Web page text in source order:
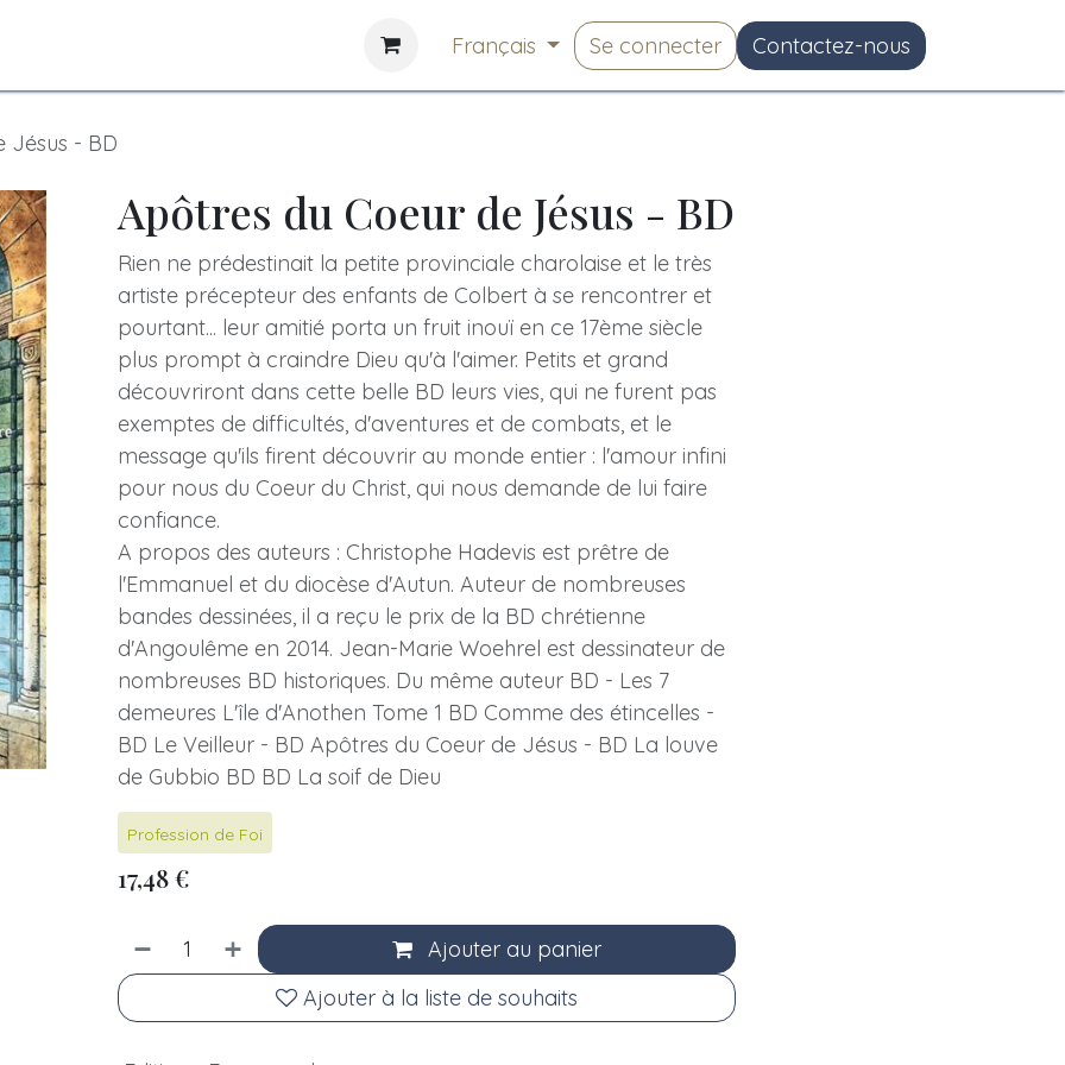
Français Se connecter Contactez-nous
Jésus - BD
Apôtres du Coeur de Jésus - BD
Rien ne prédestinait la petite provinciale charolaise et le très
artiste précepteur des enfants de Colbert à se rencontrer et
pourtant... leur amitié porta un fruit inouï en ce 17ème siècle
plus prompt à craindre Dieu qu'à l'aimer. Petits et grand
découvriront dans cette belle BD leurs vies, qui ne furent pas
exemptes de difficultés, d'aventures et de combats, et le
message qu'ils firent découvrir au monde entier : l'amour infini
pour nous du Coeur du Christ, qui nous demande de lui faire
confiance.
A propos des auteurs : Christophe Hadevis est prêtre de
l'Emmanuel et du diocèse d'Autun. Auteur de nombreuses
bandes dessinées, il a reçu le prix de la BD chrétienne
d'Angoulême en 2014. Jean-Marie Woehrel est dessinateur de
nombreuses BD historiques. Du même auteur BD - Les 7
demeures L'île d'Anothen Tome 1 BD Comme des étincelles -
BD Le Veilleur - BD Apôtres du Coeur de Jésus - BD La louve
de Gubbio BD BD La soif de Dieu
Profession de Foi
17,48€
Ajouter au panier
Ajouter à la liste de souhaits